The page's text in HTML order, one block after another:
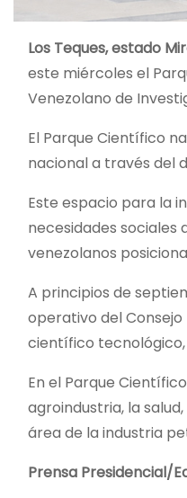
Los Teques, estado
este miércoles el
Venezolano de
El Parque Científico
nacional a través del
Este espacio para la
necesidades sociales
venezolanos
A principios de
operativo del
científico
En el Parque
agroindustria, la
área de la industria
Prensa Presidencial/